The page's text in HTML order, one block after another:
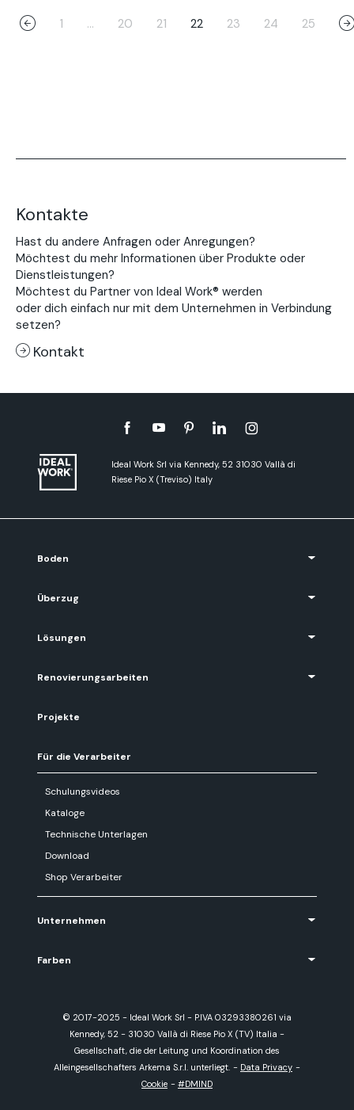
1 … 20 21 22 23 24 25
Kontakte
Hast du andere Anfragen oder Anregungen?
Möchtest du mehr Informationen über Produkte oder
Dienstleistungen?
Möchtest du Partner von Ideal Work® werden
oder dich einfach nur mit dem Unternehmen in Verbindung
setzen?
Kontakt
Ideal Work Srl via Kennedy, 52 31030 Vallà di
Riese Pio X (Treviso) Italy
Boden
Überzug
Lösungen
Renovierungsarbeiten
Projekte
Für die Verarbeiter
Schulungsvideos
Kataloge
Technische Unterlagen
Download
Shop Verarbeiter
Unternehmen
Farben
© 2017-2025 - Ideal Work Srl - P.IVA 03293380261 via
Kennedy, 52 - 31030 Vallà di Riese Pio X (TV) Italia -
Gesellschaft, die der Leitung und Koordination des
Alleingesellschafters Arkema S.r.l. unterliegt. - Data Privacy -
Cookie - #DMIND